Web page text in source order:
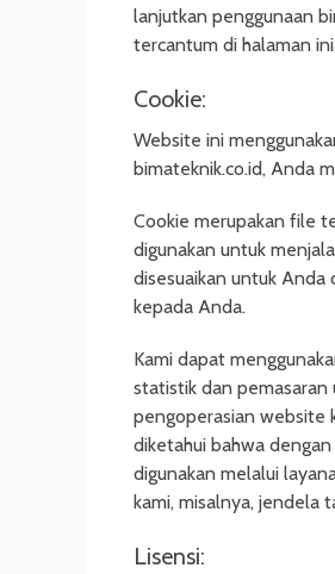
lanjutkan penggunaan
tercantum di halaman
Cookie:
Website ini
bimateknik.co.id, Anda
Cookie merupakan file
digunakan untuk
disesuaikan untuk
kepada Anda.
Kami dapat
statistik dan pemasaran
pengoperasian website
diketahui bahwa
digunakan melalui
kami, misalnya, jendela
Lisensi: